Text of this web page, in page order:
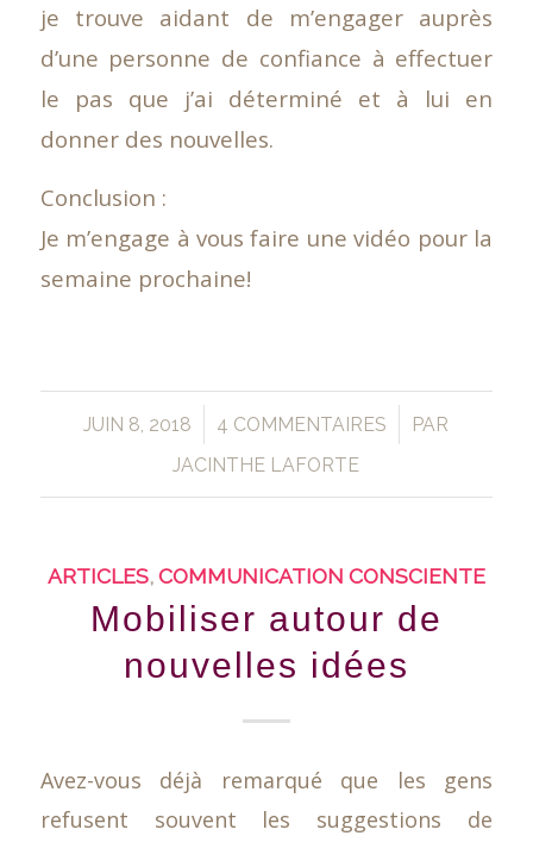
je trouve aidant de m’engager auprès
d’une personne de confiance à effectuer
le pas que j’ai déterminé et à lui en
donner des nouvelles.
Conclusion :
Je m’engage à vous faire une vidéo pour la
semaine prochaine!
JUIN 8, 2018
/ 4 COMMENTAIRES
/
PAR
JACINTHE LAFORTE
ARTICLES,COMMUNICATION CONSCIENTE
Mobiliser autour de
nouvelles idées
Avez-vous déjà remarqué que les gens
refusent souvent les suggestions de